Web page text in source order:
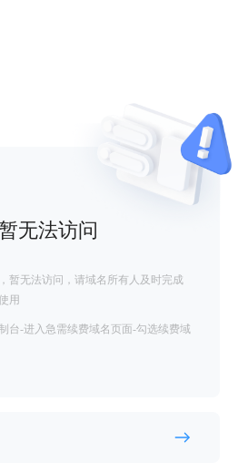
无法访问
暂无法访问，请域名所有人及时完成
用
台-进入急需续费域名页面-勾选续费域